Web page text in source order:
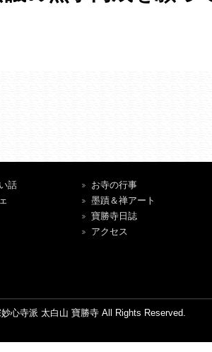
話
お寺の行事
墨蹟＆禅アート
寶勝寺日誌
アクセス
心寺派 太白山 寶勝寺 All Rights Reserved.